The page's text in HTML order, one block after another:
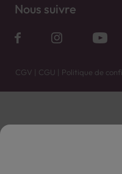
Nous suivre
CGV | CGU | Politique de
Vente uniquement en caves.
L'ABUS D'ALCOOL EST DANGEREUX